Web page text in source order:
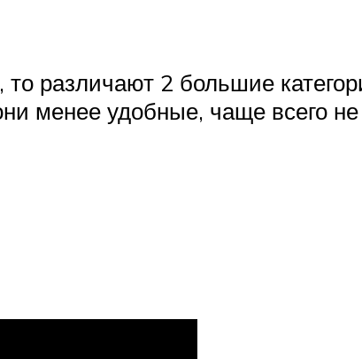
то различают 2 большие
менее удобные, чаще всего не